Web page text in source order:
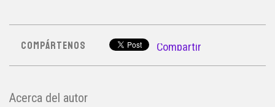
COMPÁRTENOS Compartir
Acerca del autor